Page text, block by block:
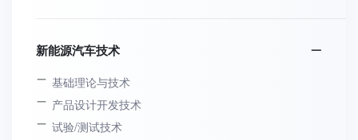
新能源汽车技术
基础理论与技术
产品设计开发技术
试验/测试技术